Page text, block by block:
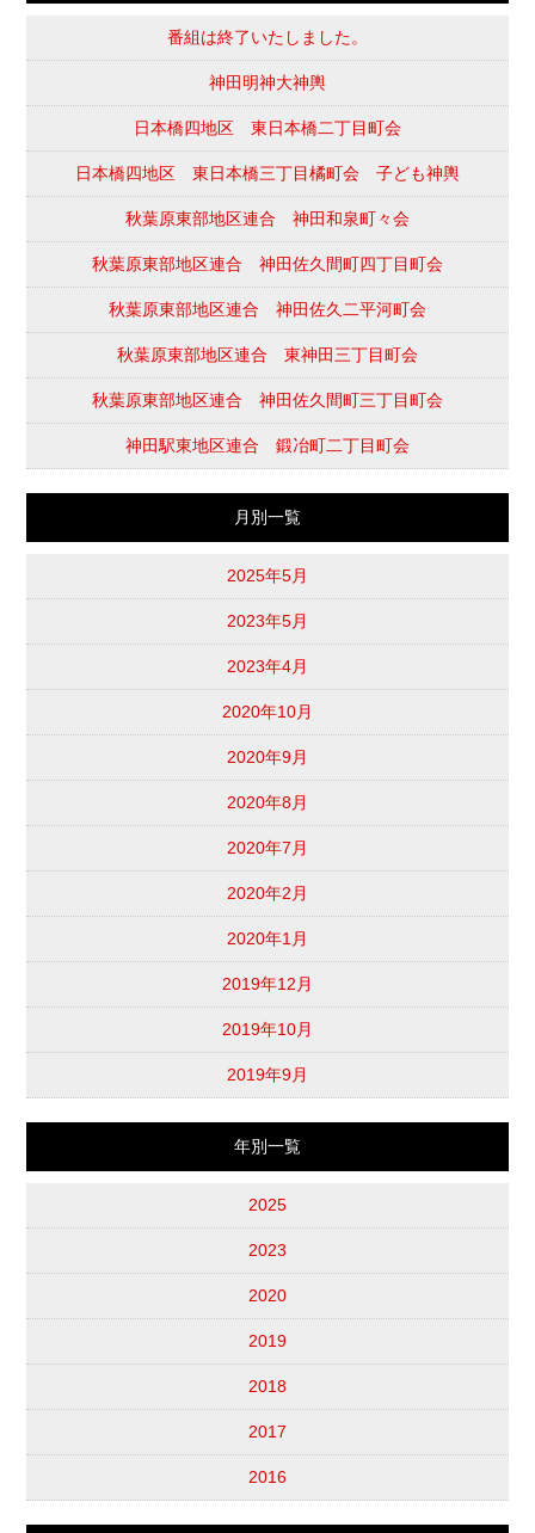
番組は終了いたしました。
神田明神大神輿
日本橋四地区 東日本橋二丁目町会
日本橋四地区 東日本橋三丁目橘町会 子ども神輿
秋葉原東部地区連合 神田和泉町々会
秋葉原東部地区連合 神田佐久間町四丁目町会
秋葉原東部地区連合 神田佐久二平河町会
秋葉原東部地区連合 東神田三丁目町会
秋葉原東部地区連合 神田佐久間町三丁目町会
神田駅東地区連合 鍛冶町二丁目町会
月別一覧
2025年5月
2023年5月
2023年4月
2020年10月
2020年9月
2020年8月
2020年7月
2020年2月
2020年1月
2019年12月
2019年10月
2019年9月
年別一覧
2025
2023
2020
2019
2018
2017
2016